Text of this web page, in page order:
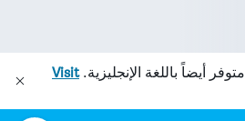
متوفر أيضاً باللغة الإنجليزية.Visit